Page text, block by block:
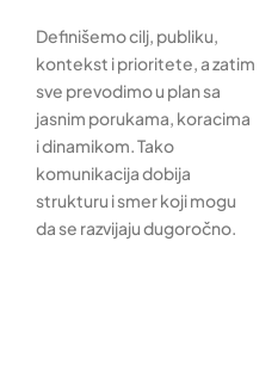
Definišemo cilj, publiku,
kontekst i prioritete, a zatim
sve prevodimo u plan sa
jasnim porukama, koracima
i dinamikom. Tako
komunikacija dobija
strukturu i smer koji mogu
da se razvijaju dugoročno.